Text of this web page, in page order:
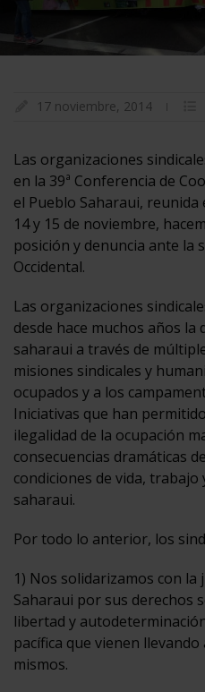
17 noviembre, 2014
Las organizaciones
en la 39ª Conferencia de
el Pueblo Saharaui,
14 y 15 de noviembre,
posición y denuncia ante la
Occidental.
Las organizaciones
desde hace muchos años
saharaui a través de
misiones sindicales y
ocupados y a los
Iniciativas que han
ilegalidad de la ocupación
consecuencias dramáticas
condiciones de vida, trabajo
saharaui.
Por todo lo anterior, los
1) Nos solidarizamos con la
Saharaui por sus derechos
libertad y
pacífica que vienen
mismos.